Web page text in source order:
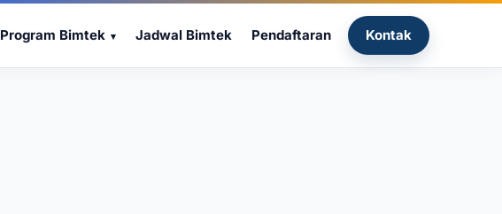
Program Bimtek Jadwal Bimtek Pendaftaran Kontak